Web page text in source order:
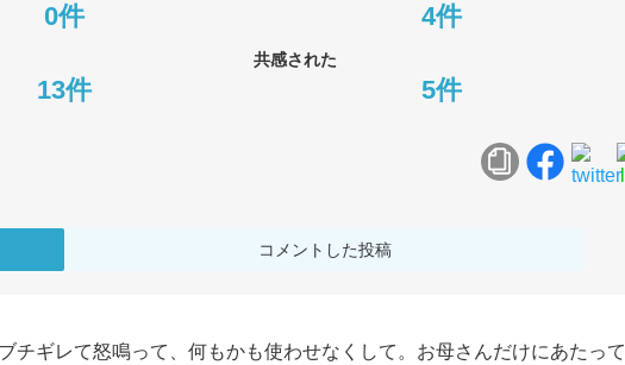
0件 4件
共感された
13件 5件
コメントした投稿
チギレて怒鳴って、何もかも使わせなくして。お母さんだけにあたって